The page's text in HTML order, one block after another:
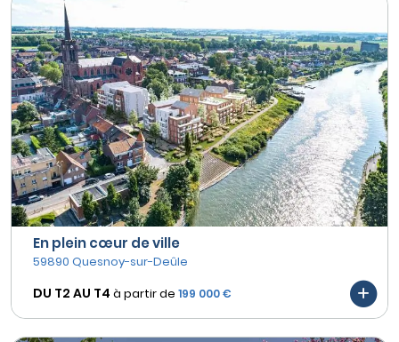
En plein cœur de ville
59890 Quesnoy-sur-Deûle
DU T2 AU T4 à partir de 199 000 €